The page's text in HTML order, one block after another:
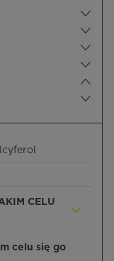
CELU
celu się go